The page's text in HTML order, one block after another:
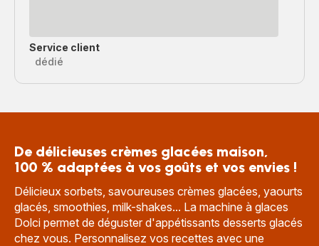
Service client
dédié
De délicieuses crèmes glacées maison,
100 % adaptées à vos goûts et vos envies !
Délicieux sorbets, savoureuses crèmes glacées, yaourts
glacés, smoothies, milk-shakes... La machine à glaces
Dolci permet de déguster d'appétissants desserts glacés
chez vous. Personnalisez vos recettes avec une